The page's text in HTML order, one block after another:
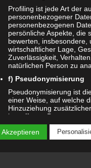
Datenschutzerklärungzur
|Datenauszug|
Profiling ist jede Art der
personenbezogener
personenbezogenen
persönliche Aspekte, die
bewerten, insbesondere,
wirtschaftlicher Lage,
Zuverlässigkeit,
natürlichen Person zu
f) Pseudonymisierung
Pseudonymisierung ist
einer Weise, auf welche
Hinzuziehung
betroffenen Person
zusätzlichen
technischen und
gewährleisten, dass die